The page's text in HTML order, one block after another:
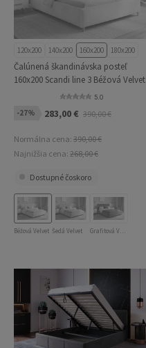
120x200 140x200 160x200 180x200
Čalúnená škandinávska posteľ
160x200 Scandi line 3 Béžová Velvet
5.0
-27% 283,00 € 390,00 €
Normálna cena: 390,00 €
Najnižšia cena: 268,00 €
Dostupné čoskoro
Béžová Velvet Šedá Velvet Grafitová Velvet